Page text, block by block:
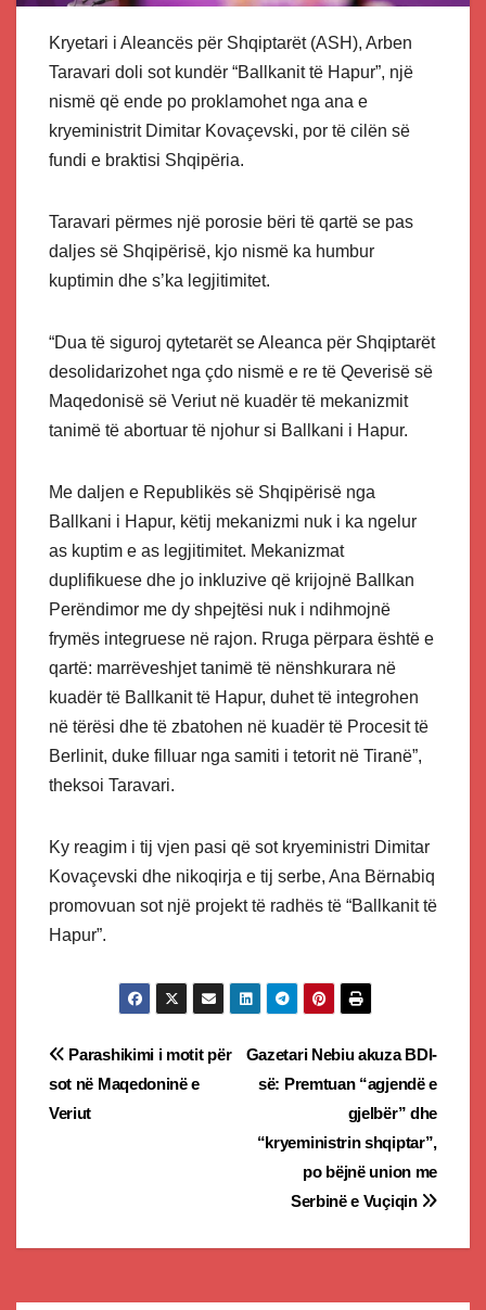
Kryetari i Aleancës për Shqiptarët (ASH), Arben
Taravari doli sot kundër “Ballkanit të Hapur”, një
nismë që ende po proklamohet nga ana e
kryeministrit Dimitar Kovaçevski, por të cilën së
fundi e braktisi Shqipëria.
Taravari përmes një porosie bëri të qartë se pas
daljes së Shqipërisë, kjo nismë ka humbur
kuptimin dhe s’ka legjitimitet.
“Dua të siguroj qytetarët se Aleanca për Shqiptarët
desolidarizohet nga çdo nismë e re të Qeverisë së
Maqedonisë së Veriut në kuadër të mekanizmit
tanimë të abortuar të njohur si Ballkani i Hapur.
Me daljen e Republikës së Shqipërisë nga
Ballkani i Hapur, këtij mekanizmi nuk i ka ngelur
as kuptim e as legjitimitet. Mekanizmat
duplifikuese dhe jo inkluzive që krijojnë Ballkan
Perëndimor me dy shpejtësi nuk i ndihmojnë
frymës integruese në rajon. Rruga përpara është e
qartë: marrëveshjet tanimë të nënshkurara në
kuadër të Ballkanit të Hapur, duhet të integrohen
në tërësi dhe të zbatohen në kuadër të Procesit të
Berlinit, duke filluar nga samiti i tetorit në Tiranë”,
theksoi Taravari.
Ky reagim i tij vjen pasi që sot kryeministri Dimitar
Kovaçevski dhe nikoqirja e tij serbe, Ana Bërnabiq
promovuan sot një projekt të radhës të “Ballkanit të
Hapur”.
Post
navigation
Gazetari Nebiu akuza BDI-
së: Premtuan “agjendë e
gjelbër” dhe
“kryeministrin shqiptar”,
po bëjnë union me
Serbinë e Vuçiqin
Parashikimi i motit për
sot në Maqedoninë e
Veriut